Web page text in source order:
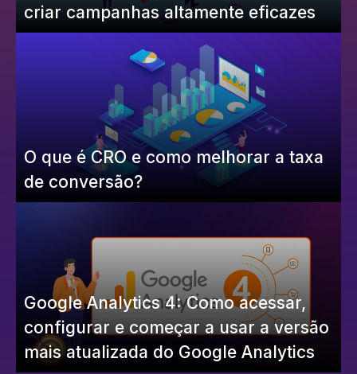
criar campanhas altamente eficazes
O que é CRO e como melhorar a taxa
de conversão?
Google Analytics 4: Como acessar,
configurar e começar a usar a versão
mais atualizada do Google Analytics